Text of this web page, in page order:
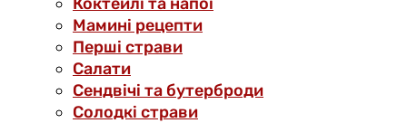
Мамині рецепти
Перші страви
Салати
Сендвічі та бутерброди
Солодкі страви